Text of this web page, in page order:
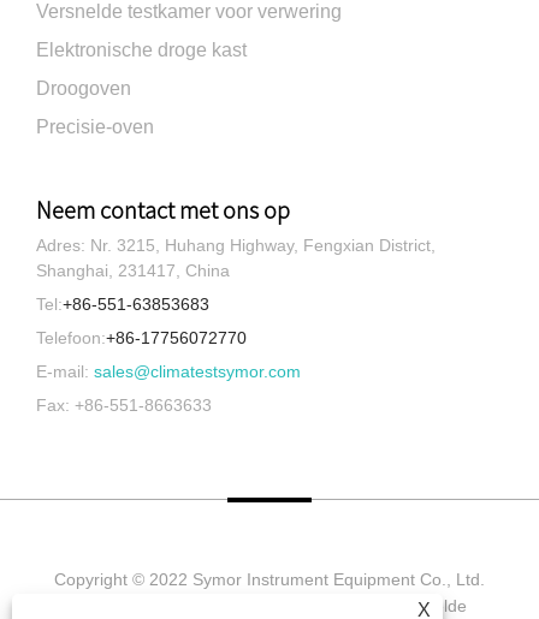
Versnelde testkamer voor verwering
Elektronische droge kast
Droogoven
Precisie-oven
Neem contact met ons op
Adres: Nr. 3215, Huhang Highway, Fengxian District,
Shanghai, 231417, China
Tel:+86-551-63853683
Telefoon:+86-17756072770
E-mail: sales@climatestsymor.com
Fax: +86-551-8663633
Copyright © 2022 Symor Instrument Equipment Co., Ltd.
Milieutestkamer, elektronische droogkast, versnelde
X